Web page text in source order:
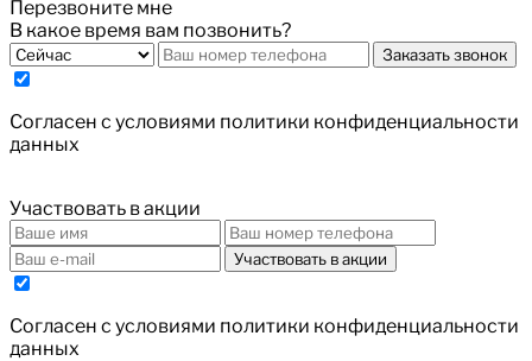
Перезвоните мне
В какое время вам позвонить?
Заказать звонок
Cогласен с условиями политики конфиденциальности
данных
Участвовать в акции
Участвовать в акции
Cогласен с условиями политики конфиденциальности
данных